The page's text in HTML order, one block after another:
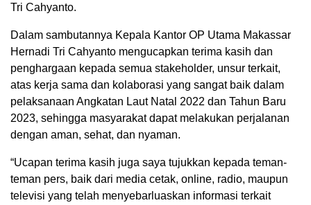
Tri Cahyanto.
Dalam sambutannya Kepala Kantor OP Utama Makassar
Hernadi Tri Cahyanto mengucapkan terima kasih dan
penghargaan kepada semua stakeholder, unsur terkait,
atas kerja sama dan kolaborasi yang sangat baik dalam
pelaksanaan Angkatan Laut Natal 2022 dan Tahun Baru
2023, sehingga masyarakat dapat melakukan perjalanan
dengan aman, sehat, dan nyaman.
“Ucapan terima kasih juga saya tujukkan kepada teman-
teman pers, baik dari media cetak, online, radio, maupun
televisi yang telah menyebarluaskan informasi terkait